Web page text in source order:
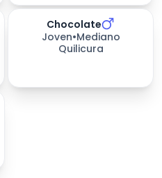
días esperando
Chocolate
Joven•Mediano
Quilicura